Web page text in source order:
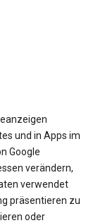
und in Apps im
Google
verändern,
verwendet
präsentieren zu
oder